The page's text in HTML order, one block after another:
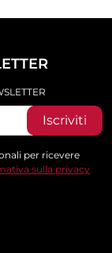
Iscriviti
per ricevere
sulla privacy